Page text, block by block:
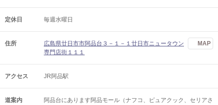
定休日 毎週水曜日
住所
広島県廿日市市阿品台３－１－１廿日市ニュータウン
専門店街１１１
MAP
アクセス JR阿品駅
道案内
阿品台にあります阿品モール（ナフコ、ピュアクック、セリアさ